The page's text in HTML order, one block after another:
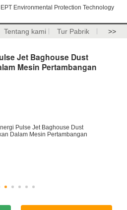
Environmental Protection Technology
Tentang kami Tur Pabrik >>
Jet Baghouse Dust
Mesin Pertambangan